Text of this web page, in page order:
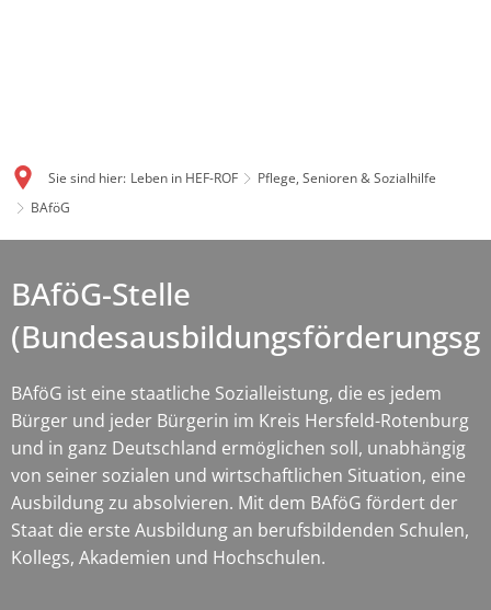
Sie sind hier: Leben in HEF-ROF
Pflege, Senioren & Sozialhilfe
BAföG
BAföG-Stelle
BAföG ist eine staatliche Sozialleistung, die es jedem
Bürger und jeder Bürgerin im Kreis Hersfeld-Rotenburg
und in ganz Deutschland ermöglichen soll, unabhängig
von seiner sozialen und wirtschaftlichen Situation, eine
Ausbildung zu absolvieren. Mit dem BAföG fördert der
Staat die erste Ausbildung an berufsbildenden Schulen,
Kollegs, Akademien und Hochschulen.